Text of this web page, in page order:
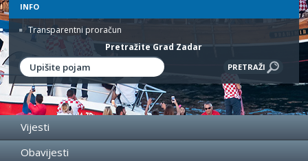
INFO
Transparentni proračun
Pretražite Grad Zadar
Vijesti
Obavijesti